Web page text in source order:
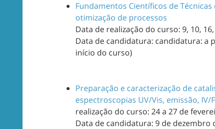
Fundamentos Científicos de
otimização de processos
Data de realização do curso: 9, 10,
Data de candidatura: candidatura: a
início do curso)
Preparação e caracterização de
espectroscopias UV/Vis, emissão, IV/
realização do curso: 24 a 27 de
Data de candidatura: 9 de dezembro